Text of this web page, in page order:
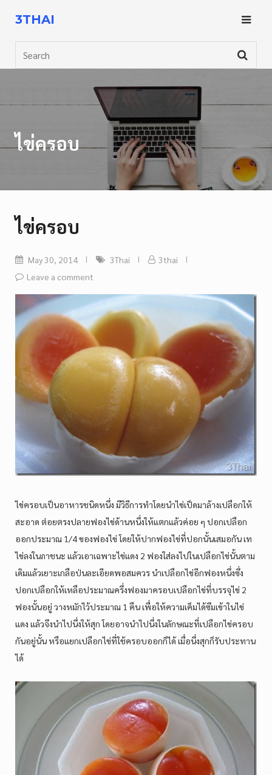
content
3THAI
ไข่ครอบ
ไข่ครอบ
May 30, 2014 3Thai
3thai
Leave a comment
ไข่ครอบเป็นอาหารชนิดหนึ่ง มีวิธีการทำโดยนำไข่เป็ดมาล้างเปลือกให้
สะอาด ต่อยตรงปลายฟองไข่ด้านหนึ่งให้แตกแล้วค่อย ๆ ปอกเปลือก
ออกประมาณ 1/4 ของฟองไข่ โดยให้ปากฟองไข่ที่ปอกนั้นเสมอกัน เท
ไข่ลงในภาชนะ แล้วเอาเฉพาะไข่แดง 2 ฟองใส่ลงไปในเปลือกไข่นั้นตาม
เดิมแล้วเยาะเกลือป่นละเอียดพอสมควร นำเปลือกไข่อีกฟองหนึ่งซึ่ง
ปอกเปลือกให้เหลือประมาณครึ่งฟองมาครอบเปลือกไข่ที่บรรจุไข่ 2
ฟองนั้นอยู่ วางหมักไว้ประมาณ 1 คืน เพื่อให้ความเค็มได้ซึมเข้าในไข่
แดง แล้วจึงนำไปนึ่งให้สุก โดยอาจนำไปนึ่งในลักษณะที่เปลือกไข่ครอบ
กันอยู่นั้น หรือแยกเปลือกไข่ที่ใช้ครอบออกก็ได้ เมื่อนึ่งสุกก็รับประทาน
ได้